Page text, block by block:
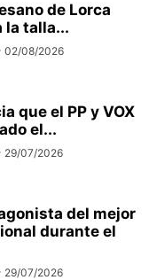
de Lorca
la talla...
02/08/2026
que el PP y VOX
el...
29/07/2026
del mejor
durante el
29/07/2026